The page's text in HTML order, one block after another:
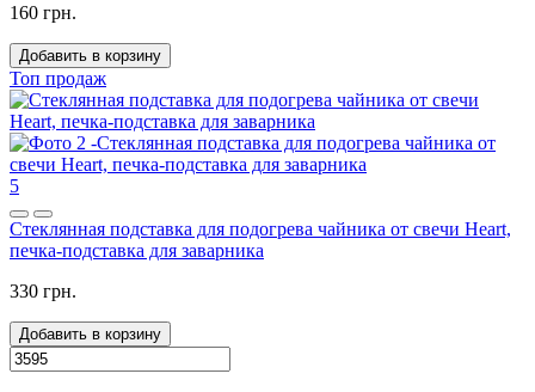
160 грн.
Добавить в корзину
Топ продаж
5
Стеклянная подставка для подогрева чайника от свечи Heart,
печка-подставка для заварника
330 грн.
Добавить в корзину